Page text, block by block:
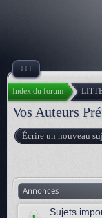
↓↓↓
Index du forum
Vos Auteurs
Écrire un nouveau
Annonces
Sujets